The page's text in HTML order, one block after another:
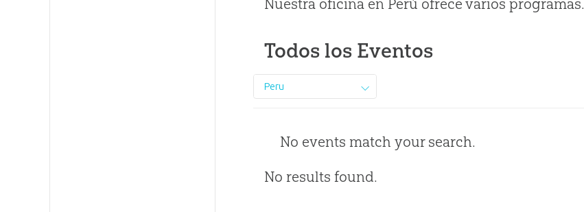
Nuestra oficina en Perú ofrece varios programas.
Todos los Eventos
Peru
No events match your search.
No results found.